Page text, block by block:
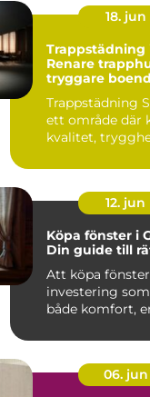
18. jun
Trappstädning
Renare
tryggare
Trappstädning
ett område där
kvalitet,
12. jun
Köpa fönster i
Din guide till
Att köpa
investering
både komfort,
06. jun